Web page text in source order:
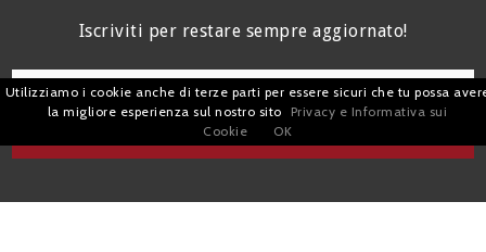
Iscriviti per restare sempre aggiornato!
Utilizziamo i cookie anche di terze parti per essere sicuri che tu possa
la migliore esperienza sul nostro sito
Privacy e Informativa sui
Cookie
OK